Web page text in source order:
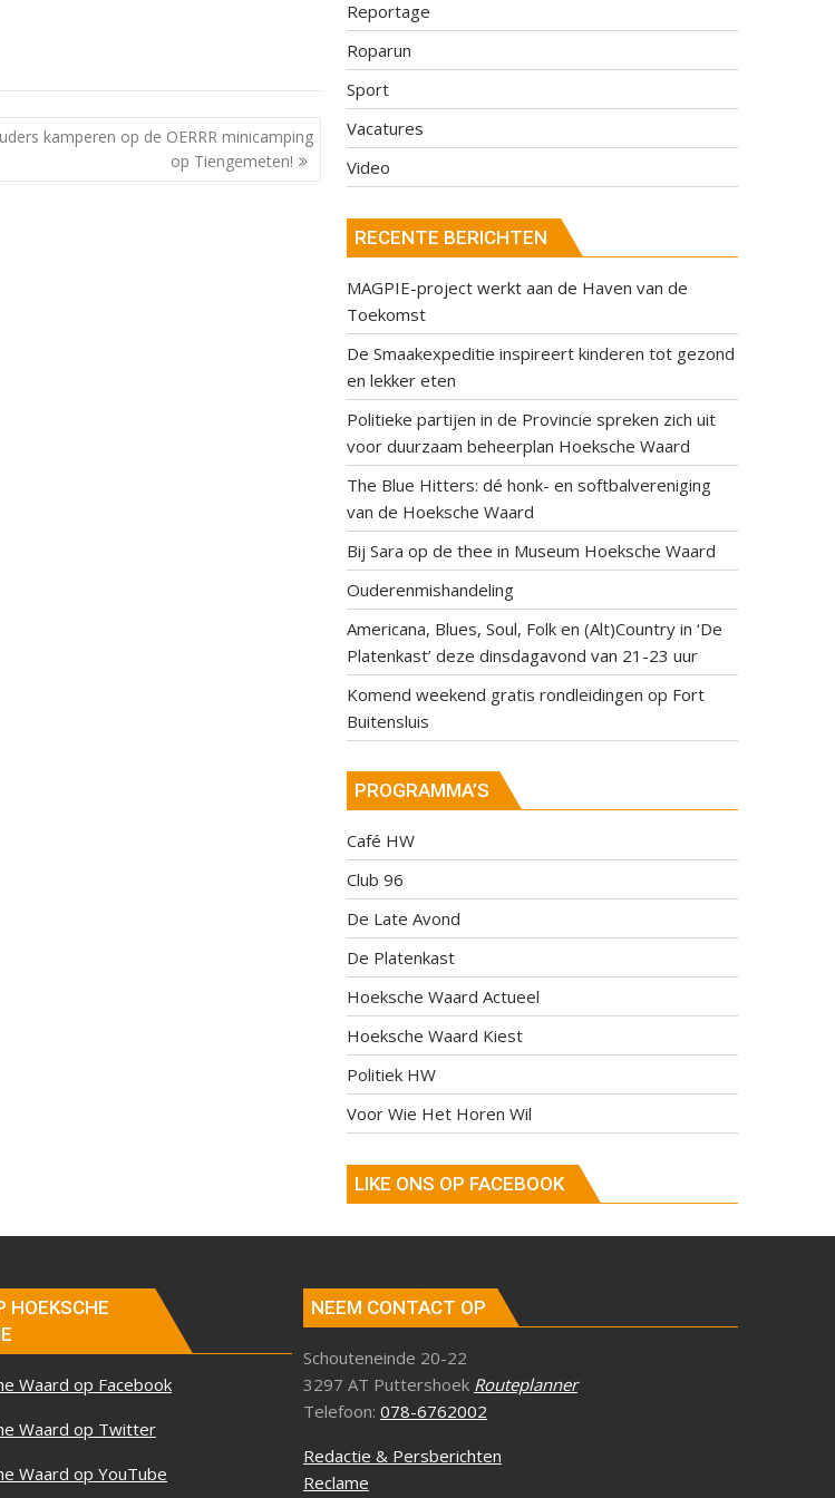
kamperen op de OERRR minicamping
op Tiengemeten!
Reportage
Roparun
Sport
Vacatures
Video
RECENTE BERICHTEN
MAGPIE-project werkt aan de Haven van de
Toekomst
De Smaakexpeditie inspireert kinderen tot gezond
en lekker eten
Politieke partijen in de Provincie spreken zich uit
voor duurzaam beheerplan Hoeksche Waard
The Blue Hitters: dé honk- en softbalvereniging
van de Hoeksche Waard
Bij Sara op de thee in Museum Hoeksche Waard
Ouderenmishandeling
Americana, Blues, Soul, Folk en (Alt)Country in ‘De
Platenkast’ deze dinsdagavond van 21-23 uur
Komend weekend gratis rondleidingen op Fort
Buitensluis
PROGRAMMA’S
Café HW
Club 96
De Late Avond
De Platenkast
Hoeksche Waard Actueel
Hoeksche Waard Kiest
Politiek HW
Voor Wie Het Horen Wil
LIKE ONS OP FACEBOOK
HOEKSCHE
Waard op Facebook
Waard op Twitter
Waard op YouTube
NEEM CONTACT OP
Schouteneinde 20-22
3297 AT Puttershoek Routeplanner
Telefoon: 078-6762002
Redactie & Persberichten
Reclame